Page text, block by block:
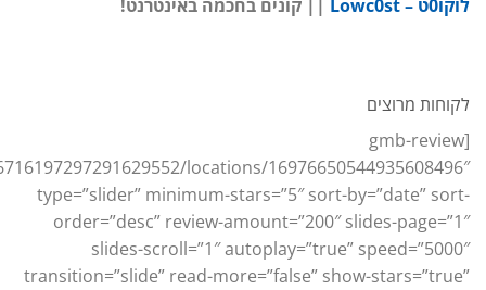
לוקו0ט – Lowc0st || קונים בחכמה באינטרנט!
לקוחות מרוצים
[gmb-review
locations/16976650544935608496″
type=”slider” minimum-stars=”5″ sort-by=”date” sort-
order=”desc” review-amount=”200″ slides-page=”1″
slides-scroll=”1″ autoplay=”true” speed=”5000″
transition=”slide” read-more=”false” show-stars=”true”